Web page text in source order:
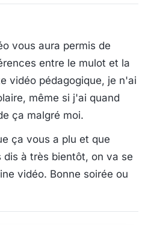
vous aura permis de
entre le mulot et la
vidéo pédagogique, je n'ai
même si j'ai quand
ça malgré moi.
ça vous a plu et que
à très bientôt, on va se
vidéo. Bonne soirée ou